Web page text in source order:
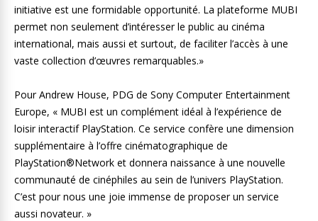
initiative est une formidable opportunité. La plateforme MUBI
permet non seulement d’intéresser le public au cinéma
international, mais aussi et surtout, de faciliter l’accès à une
vaste collection d’œuvres remarquables.»
Pour Andrew House, PDG de Sony Computer Entertainment
Europe, « MUBI est un complément idéal à l’expérience de
loisir interactif PlayStation. Ce service confère une dimension
supplémentaire à l’offre cinématographique de
PlayStation®Network et donnera naissance à une nouvelle
communauté de cinéphiles au sein de l’univers PlayStation.
C’est pour nous une joie immense de proposer un service
aussi novateur. »